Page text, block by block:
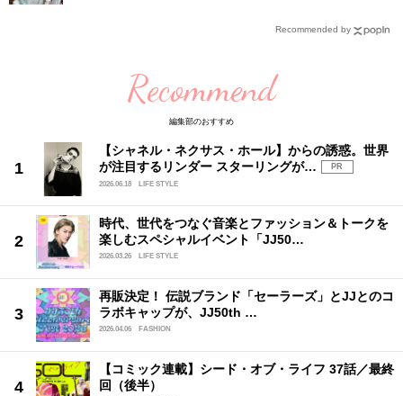
Recommended by
Recommend
編集部のおすすめ
【シャネル・ネクサス・ホール】からの誘惑。世界
が注目するリンダー スターリングが…
PR
2026.06.18
LIFE STYLE
時代、世代をつなぐ音楽とファッション＆トークを
楽しむスペシャルイベント「JJ50…
2026.03.26 LIFE STYLE
再販決定！ 伝説ブランド「セーラーズ」とJJとのコ
ラボキャップが、JJ50th …
2026.04.06 FASHION
【コミック連載】シード・オブ・ライフ 37話／最終
回（後半）